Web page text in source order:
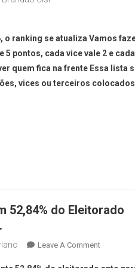
o ranking se atualiza Vamos
5 pontos, cada vice vale 2 e cada
quem fica na frente Essa lista
vices ou terceiros colocados
52,84% do Eleitorado
Leave A Comment